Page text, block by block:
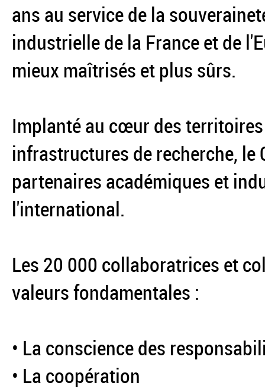
ans au service de la
industrielle de la France et de
mieux maîtrisés et plus sûrs.
Implanté au cœur des
infrastructures de recherche, le
partenaires académiques et
l'international.
Les 20 000 collaboratrices et
valeurs fondamentales :
• La conscience des
• La coopération